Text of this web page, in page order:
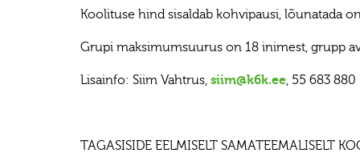
Koolituse hind sisaldab kohvipausi, lõunatada
Grupi maksimumsuurus on 18 inimest, grupp
Lisainfo: Siim Vahtrus, siim@k6k.ee, 55 683 880
TAGASISIDE EELMISELT SAMATEEMALISELT